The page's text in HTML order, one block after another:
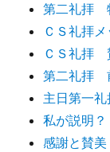
第二礼拝
ＣＳ礼拝
ＣＳ礼拝
第二礼拝
主日第一
私が説明？
感謝と賛美